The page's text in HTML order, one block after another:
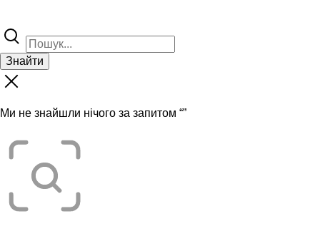
Знайти
Ми не знайшли нічого за запитом “”